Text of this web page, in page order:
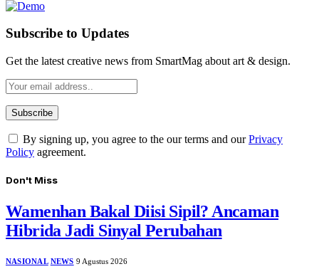
Subscribe to Updates
Get the latest creative news from SmartMag about art & design.
By signing up, you agree to the our terms and ourPrivacy
Policy agreement.
Don't Miss
Wamenhan Bakal Diisi Sipil? Ancaman
Hibrida Jadi Sinyal Perubahan
NASIONAL NEWS 9 Agustus 2026